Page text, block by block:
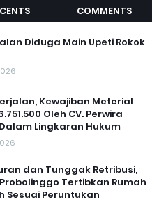
COMMENTS
Diduga Main Upeti Rokok
Kewajiban Meterial
Oleh CV. Perwira
Lingkaran Hukum
dan Tunggak Retribusi,
Tertibkan Rumah
Sesuai Peruntukan